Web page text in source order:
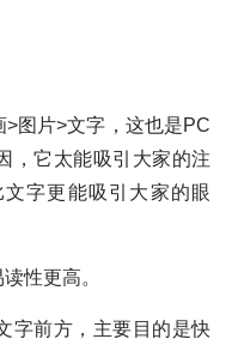
图片>文字，这也是PC
，它太能吸引大家的注
字更能吸引大家的眼
性更高。
字前方，主要目的是快